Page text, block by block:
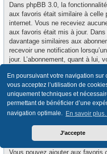
En poursuivant votre navigation sur
vous acceptez l’utilisation de
uniquement techniques et
permettant de bénéficier d’une
navigation optimale. En savoir plus…
J’accepte
Dans phpBB 3.0, la
aux favoris était similaire à celle
internet. Vous ne receviez
aux favoris était mis à jour.
davantage similaires aux
recevoir une notification
jour. L’abonnement, quant à lui,
forum ou d’un sujet auquel
notification des favoris et des
depuis le panneau de contrôle
du forum ».
Haut
Comment puis-je ajouter aux
spécifique ?
Vous pouvez ajouter aux favoris